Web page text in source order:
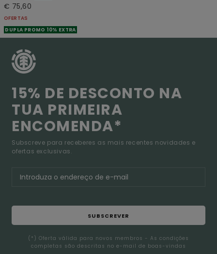
€ 75,60
OFERTAS
DUPLA PROMO 10% EXTRA
15% DE DESCONTO NA
TUA PRIMEIRA
ENCOMENDA*
Subscreve para receberes as mais recentes novidades e
ofertas exclusivas.
SUBSCREVER
(*) Oferta válida para novos membros - As condições
completas são descritas no e-mail de boas-vindas